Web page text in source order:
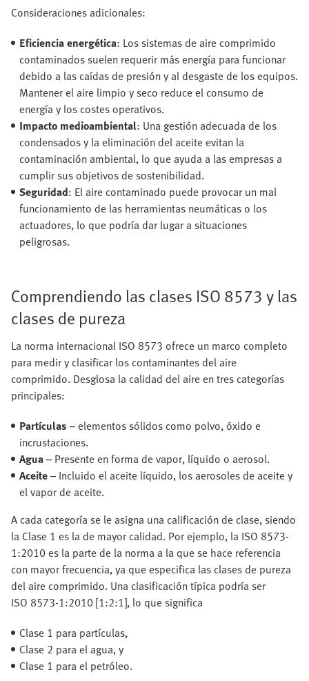
Consideraciones adicionales:
Eficiencia energética: Los sistemas de aire comprimido
contaminados suelen requerir más energía para funcionar
debido a las caídas de presión y al desgaste de los equipos.
Mantener el aire limpio y seco reduce el consumo de
energía y los costes operativos.
Impacto medioambiental: Una gestión adecuada de los
condensados y la eliminación del aceite evitan la
contaminación ambiental, lo que ayuda a las empresas a
cumplir sus objetivos de sostenibilidad.
Seguridad: El aire contaminado puede provocar un mal
funcionamiento de las herramientas neumáticas o los
actuadores, lo que podría dar lugar a situaciones
peligrosas.
Comprendiendo las clases ISO 8573 y las
clases de pureza
La norma internacional ISO 8573 ofrece un marco completo
para medir y clasificar los contaminantes del aire
comprimido. Desglosa la calidad del aire en tres categorías
principales:
Partículas – elementos sólidos como polvo, óxido e
incrustaciones.
Agua– Presente en forma de vapor, líquido o aerosol.
Aceite– Incluido el aceite líquido, los aerosoles de aceite y
el vapor de aceite.
A cada categoría se le asigna una calificación de clase, siendo
la Clase 1 es la de mayor calidad. Por ejemplo, la ISO 8573-
1:2010 es la parte de la norma a la que se hace referencia
con mayor frecuencia, ya que especifica las clases de pureza
del aire comprimido. Una clasificación típica podría ser
ISO 8573-1:2010 [1:2:1], lo que significa
Clase 1 para partículas,
Clase 2 para el agua, y
Clase 1 para el petróleo.